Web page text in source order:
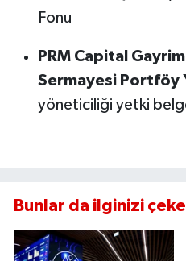
Fonu
PRM Capital
Sermayesi Portföy
yöneticiliği yetki
Bunlar da ilginizi